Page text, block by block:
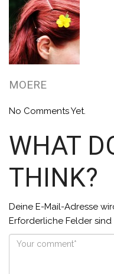
MOERE
No Comments Yet.
WHAT
THINK?
Deine E-Mail-Adresse
Erforderliche Felder sind